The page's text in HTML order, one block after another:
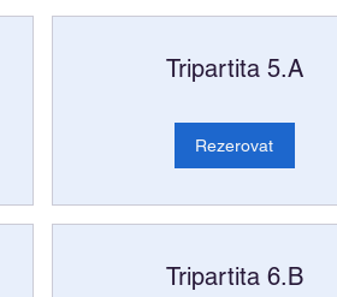
Tripartita 5.A
Rezerovat
Tripartita 6.B